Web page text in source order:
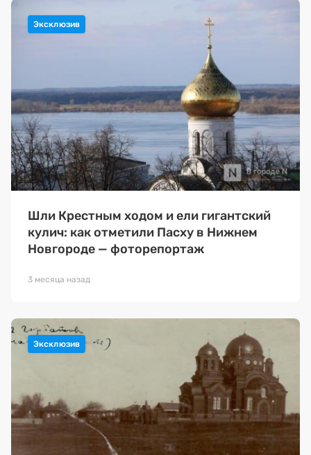
Шли Крестным ходом и ели гигантский
кулич: как отметили Пасху в Нижнем
Новгороде — фоторепортаж
3 месяца назад